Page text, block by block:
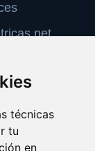
técnicas
tu
en